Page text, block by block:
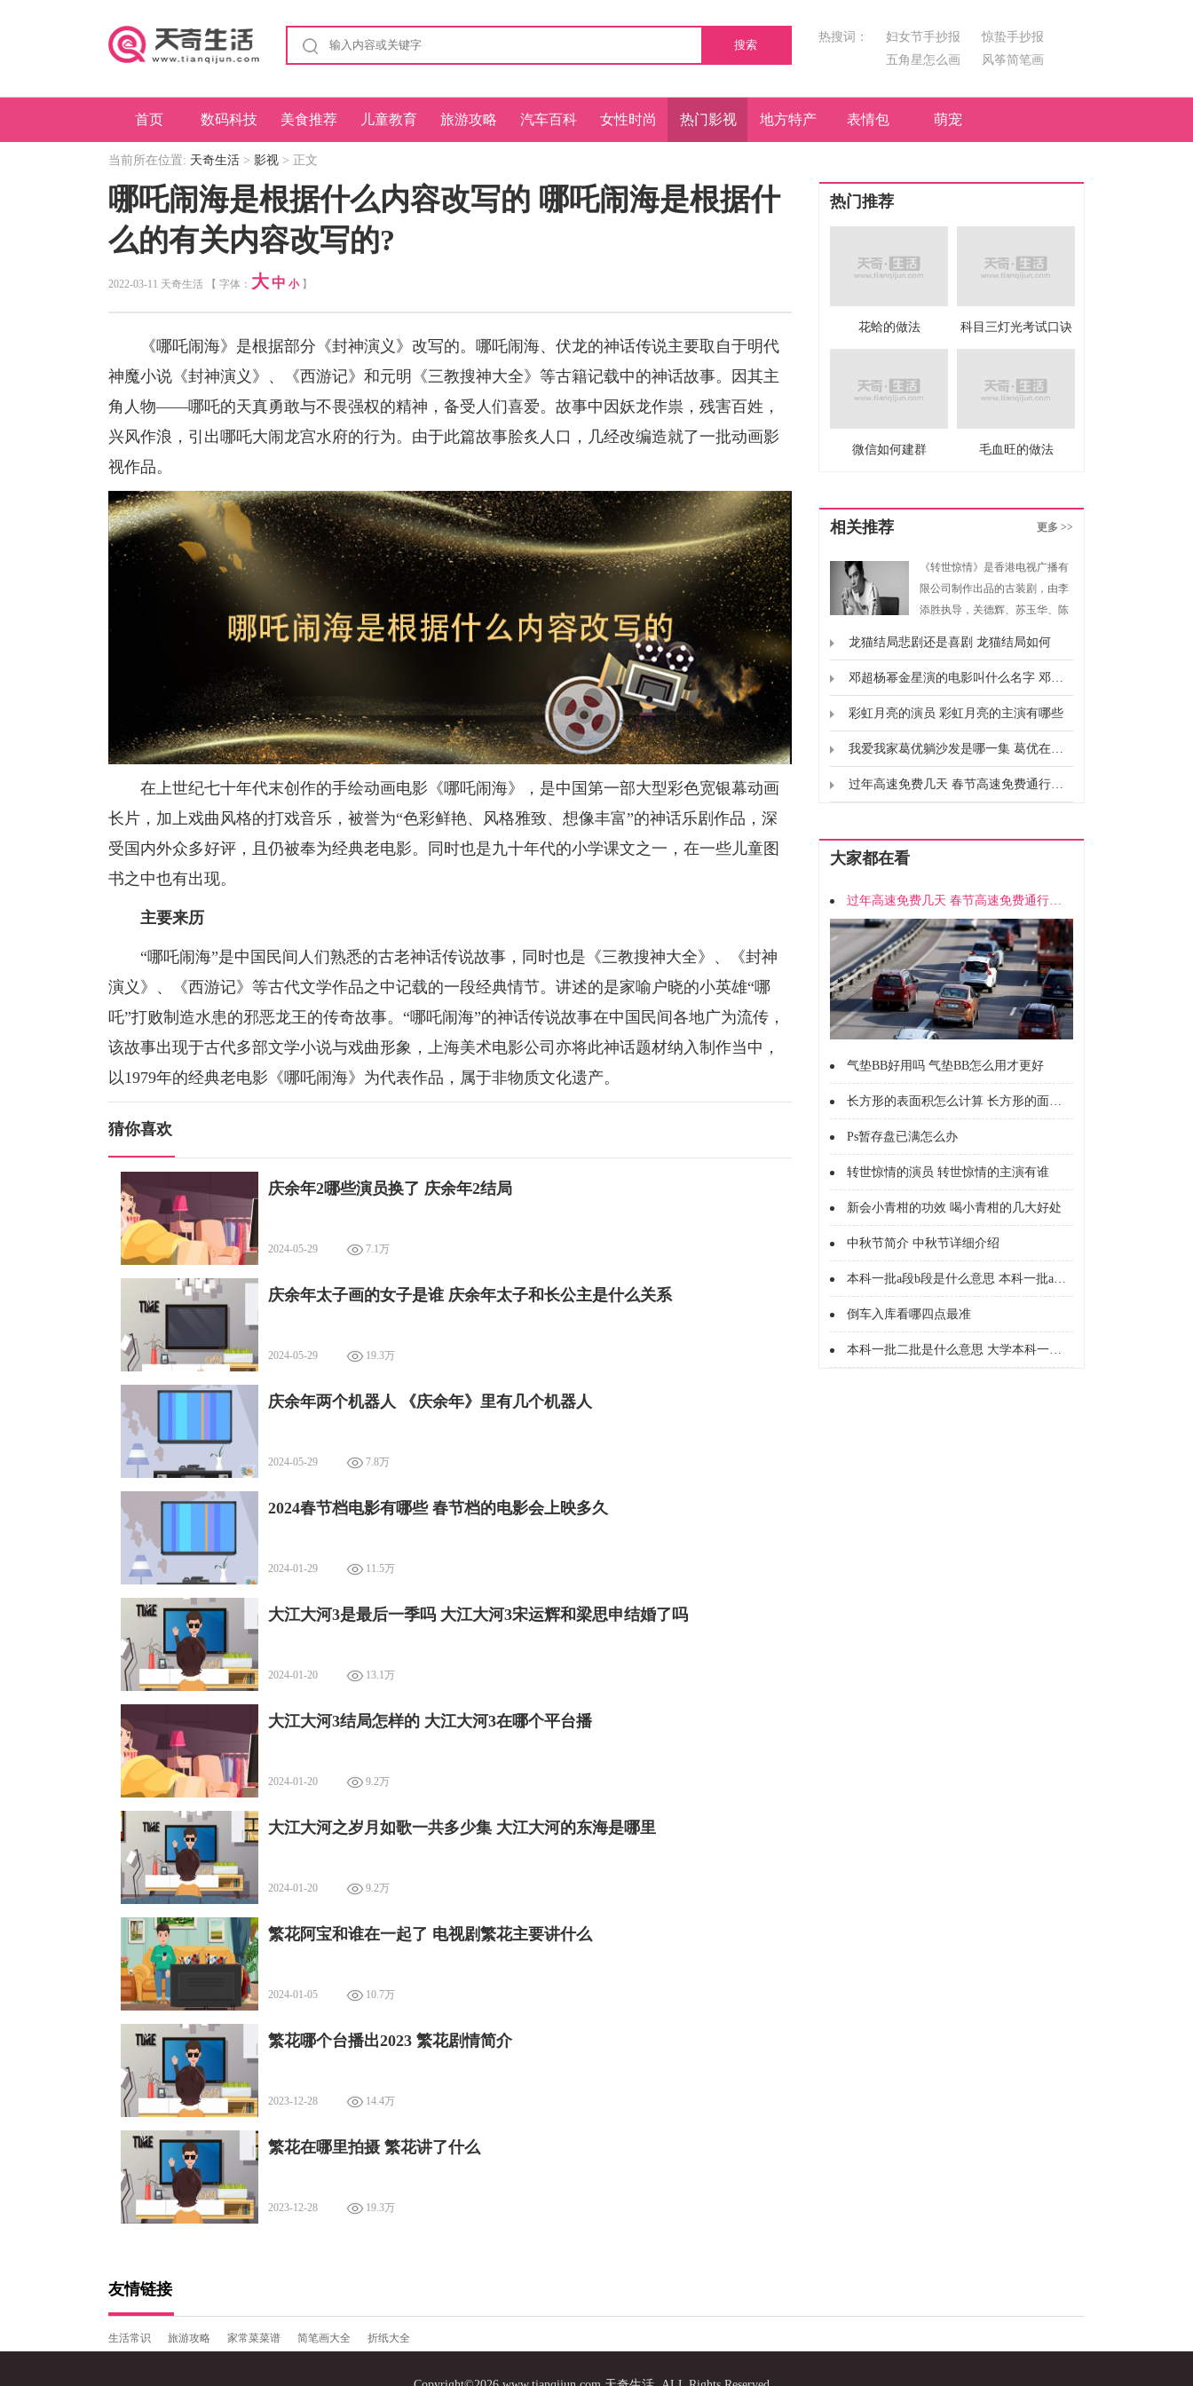
搜索
热搜词： 妇女节手抄报
惊蛰手抄报
五角星怎么画
风筝简笔画
首页 数码科技 美食推荐 儿童教育 旅游攻略 汽车百科 女性时尚 热门影视 地方特产 表情包 萌宠
当前所在位置: 天奇生活 > 影视 > 正文
哪吒闹海是根据什么内容改写的 哪吒闹海是根据什
么的有关内容改写的?
2022-03-11 天奇生活 【 字体： 大 中 小】
《哪吒闹海》是根据部分《封神演义》改写的。哪吒闹海、伏龙的神话传说主要取自于明代
神魔小说《封神演义》、《西游记》和元明《三教搜神大全》等古籍记载中的神话故事。因其主
角人物——哪吒的天真勇敢与不畏强权的精神，备受人们喜爱。故事中因妖龙作祟，残害百姓，
兴风作浪，引出哪吒大闹龙宫水府的行为。由于此篇故事脍炙人口，几经改编造就了一批动画影
视作品。
在上世纪七十年代末创作的手绘动画电影《哪吒闹海》，是中国第一部大型彩色宽银幕动画
长片，加上戏曲风格的打戏音乐，被誉为“色彩鲜艳、风格雅致、想像丰富”的神话乐剧作品，深
受国内外众多好评，且仍被奉为经典老电影。同时也是九十年代的小学课文之一，在一些儿童图
书之中也有出现。
主要来历
“哪吒闹海”是中国民间人们熟悉的古老神话传说故事，同时也是《三教搜神大全》、《封神
演义》、《西游记》等古代文学作品之中记载的一段经典情节。讲述的是家喻户晓的小英雄“哪
吒”打败制造水患的邪恶龙王的传奇故事。“哪吒闹海”的神话传说故事在中国民间各地广为流传，
该故事出现于古代多部文学小说与戏曲形象，上海美术电影公司亦将此神话题材纳入制作当中，
以1979年的经典老电影《哪吒闹海》为代表作品，属于非物质文化遗产。
猜你喜欢
庆余年2哪些演员换了 庆余年2结局
2024-05-29 7.1万
庆余年太子画的女子是谁 庆余年太子和长公主是什么关系
2024-05-29 19.3万
庆余年两个机器人 《庆余年》里有几个机器人
2024-05-29 7.8万
2024春节档电影有哪些 春节档的电影会上映多久
2024-01-29 11.5万
大江大河3是最后一季吗 大江大河3宋运辉和梁思申结婚了吗
2024-01-20 13.1万
大江大河3结局怎样的 大江大河3在哪个平台播
2024-01-20 9.2万
大江大河之岁月如歌一共多少集 大江大河的东海是哪里
2024-01-20 9.2万
繁花阿宝和谁在一起了 电视剧繁花主要讲什么
2024-01-05 10.7万
繁花哪个台播出2023 繁花剧情简介
2023-12-28 14.4万
繁花在哪里拍摄 繁花讲了什么
2023-12-28 19.3万
热门推荐
花蛤的做法 科目三灯光考试口诀
微信如何建群 毛血旺的做法
相关推荐 更多 >>
《转世惊情》是香港电视广播有
限公司制作出品的古装剧，由李
添胜执导，关德辉、苏玉华、陈
龙猫结局悲剧还是喜剧 龙猫结局如何
邓超杨幂金星演的电影叫什么名字 邓超杨幂金星合作的电影是什么
彩虹月亮的演员 彩虹月亮的主演有哪些
我爱我家葛优躺沙发是哪一集 葛优在我爱我家饰演什么
过年高速免费几天 春节高速免费通行时间
大家都在看
过年高速免费几天 春节高速免费通行时间
气垫BB好用吗 气垫BB怎么用才更好
长方形的表面积怎么计算 长方形的面积怎么计算的
Ps暂存盘已满怎么办
转世惊情的演员 转世惊情的主演有谁
新会小青柑的功效 喝小青柑的几大好处
中秋节简介 中秋节详细介绍
本科一批a段b段是什么意思 本科一批a段b段什么意思
倒车入库看哪四点最准
本科一批二批是什么意思 大学本科一批二批是什么意思
友情链接
生活常识 旅游攻略 家常菜菜谱 简笔画大全 折纸大全